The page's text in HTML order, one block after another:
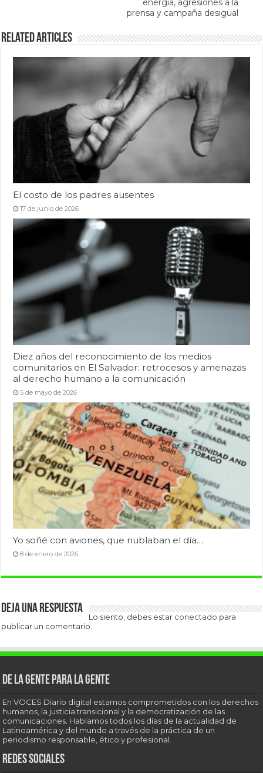
energía, agresiones a la
prensa y campaña desigual
Related Articles
El costo de los padres ausentes
17 de junio de 2026
Diez años del reconocimiento de los medios
comunitarios en El Salvador: retrocesos y amenazas
al derecho humano a la comunicación
5 de mayo de 2026
Yo soñé con aviones, que nublaban el día…
8 de enero de 2026
Deja una respuesta
Lo siento, debes estar conectado para
publicar un comentario.
De la gente para la gente
En VOCES Diario digital estamos comprometidos con los derechos
humanos, la justicia transicional y la democratización de las
comunicaciones. Hablamos todos los días de la actualidad de
Latinoamérica y del mundo a través de la práctica de un
periodismo responsable, ético y profesional.
Redes sociales